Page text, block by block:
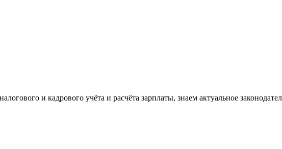
и кадрового учёта и расчёта зарплаты, знаем актуальное